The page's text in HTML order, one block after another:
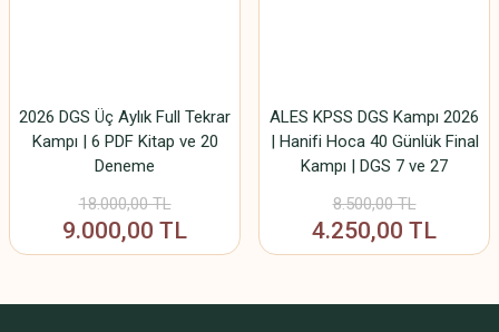
2026 DGS Üç Aylık Full Tekrar
Kampı | 6 PDF Kitap ve 20
Deneme
18.000,00 TL
9.000,00 TL
ALES KPSS DGS Kampı 2026
| Hanifi Hoca 40 Günlük Final
Kampı | DGS 7 ve 27
Başlangıç 8 Haziran
8.500,00 TL
4.250,00 TL